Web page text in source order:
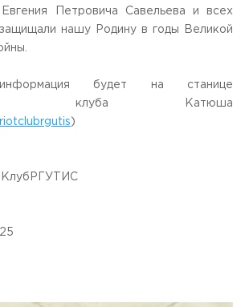
РАБОТЫ
Петровича Савельева и всех
нашу Родину в годы Великой
будет на станице
клуба Катюша
)